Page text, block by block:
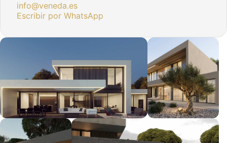
info@veneda.es
Escribir por WhatsApp